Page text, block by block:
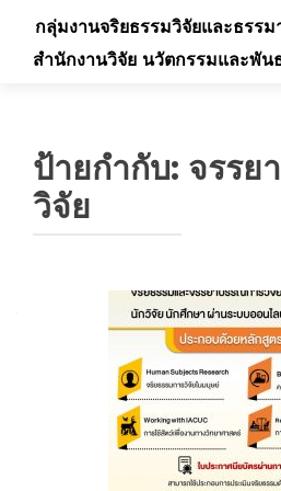
กลุ่มงานจริยธรรมวิจัยและธรรม
สำนักงานวิจัย นวัตกรรมและพัน
ป้ายกำกับ: จรรย
วิจัย